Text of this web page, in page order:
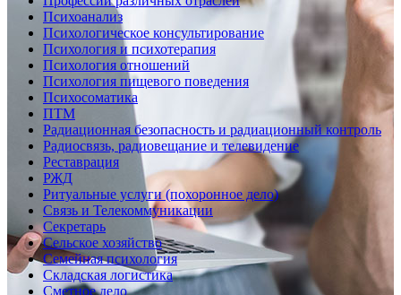
Психоанализ
Психологическое консультирование
Психология и психотерапия
Психология отношений
Психология пищевого поведения
Психосоматика
ПТМ
Радиационная безопасность и радиационный контроль
Радиосвязь, радиовещание и телевидение
Реставрация
РЖД
Ритуальные услуги (похоронное дело)
Связь и Телекоммуникации
Секретарь
Сельское хозяйство
Семейная психология
Складская логистика
Сметное дело